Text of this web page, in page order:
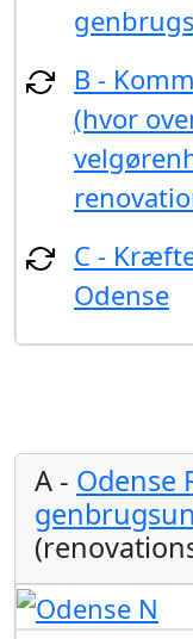
B -
(hvor
C -
Odense
A - Odense